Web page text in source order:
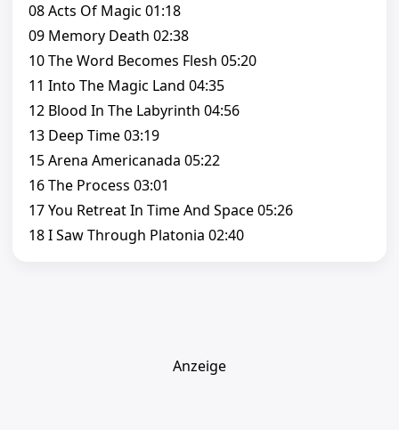
08 Acts Of Magic 01:18
09 Memory Death 02:38
10 The Word Becomes Flesh 05:20
11 Into The Magic Land 04:35
12 Blood In The Labyrinth 04:56
13 Deep Time 03:19
15 Arena Americanada 05:22
16 The Process 03:01
17 You Retreat In Time And Space 05:26
18 I Saw Through Platonia 02:40
Anzeige